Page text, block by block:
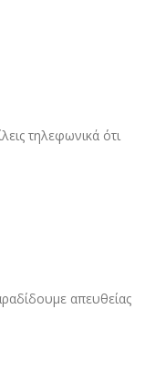
τηλεφωνικά ότι
απευθείας